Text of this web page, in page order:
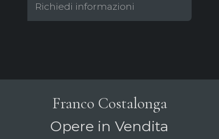
Richiedi informazioni
Franco Costalonga
Opere in Vendita